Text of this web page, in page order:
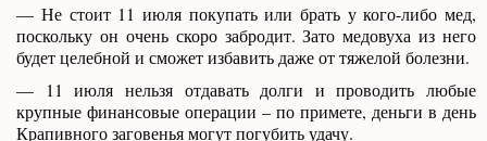
— Не стоит 11 июля покупать или брать у кого-либо мед,
поскольку он очень скоро забродит. Зато медовуха из него
будет целебной и сможет избавить даже от тяжелой болезни.
— 11 июля нельзя отдавать долги и проводить любые
крупные финансовые операции – по примете, деньги в день
Крапивного заговенья могут погубить удачу.